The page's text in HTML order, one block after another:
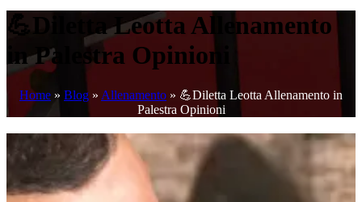
💪Diletta Leotta Allenamento
in Palestra Opinioni
Home » Blog » Allenamento » 💪Diletta Leotta Allenamento in
Palestra Opinioni